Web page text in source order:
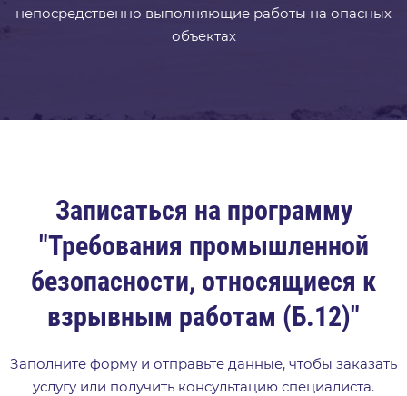
непосредственно выполняющие работы на опасных
объектах
Записаться на программу
"Требования промышленной
безопасности, относящиеся к
взрывным работам (Б.12)"
Заполните форму и отправьте данные, чтобы заказать
услугу или получить консультацию специалиста.